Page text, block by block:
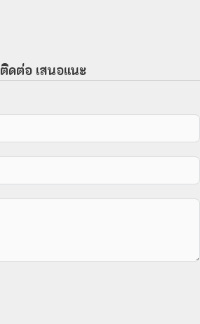
ติดต่อ เสนอแนะ